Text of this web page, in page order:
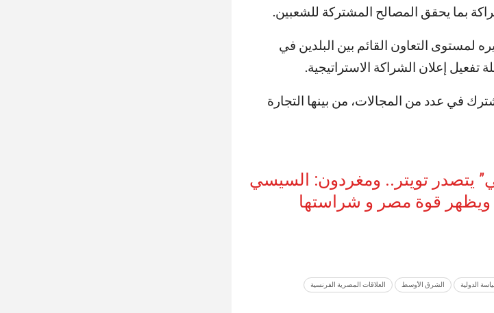
بما يحقق المصالح المشتركة للشعبين.
لمستوى التعاون القائم بين البلدين في
إعلان الشراكة الاستراتيجية.
في عدد من المجالات، من بينها التجارة
يتصدر تويتر.. ومغردون: السيسي
ويظهر قوة مصر و شراستها
الدولية الشرق الأوسط العلاقات المصرية الفرنسية